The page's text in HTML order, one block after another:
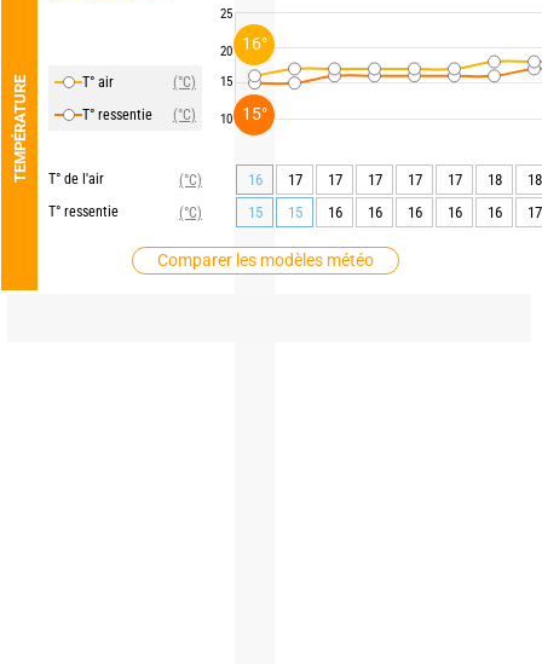
TEMPÉRATURE T° air
(°C)
T° ressentie
(°C)
T° de l'air
(°C)
T° ressentie
(°C)
Comparer les modèles météo
25
20
15
10
16 17 17 17 17 17 18
18
15
15 16 16 16 16 16 17
16°
15°